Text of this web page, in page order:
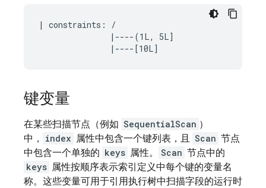
| constraints: /
               |----(1L, 5L]
键变量
在某些扫描节点（例如 SequentialScan ）
中，
index 属性中包含一个键列表，且 Scan 节点
中包含一个单独的 keys 属性。 Scan 节点中的
keys 属性按顺序表示索引定义中每个键的变量名
称。这些变量可用于引用执行树中扫描字段的运行时